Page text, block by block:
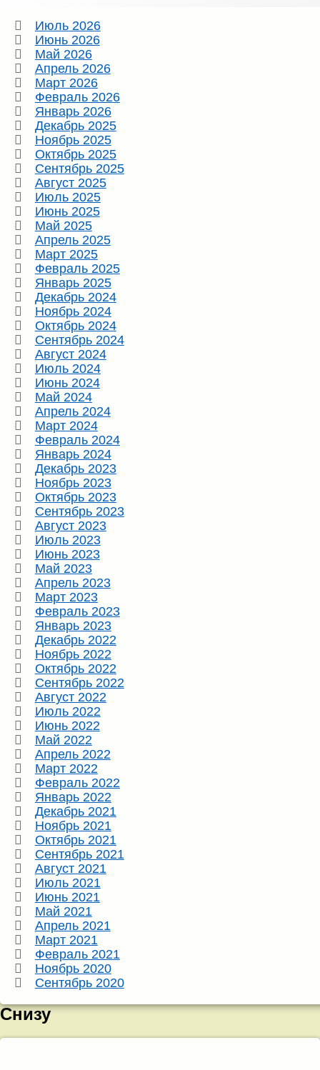
Июль 2026
Июнь 2026
Май 2026
Апрель 2026
Март 2026
Февраль 2026
Январь 2026
Декабрь 2025
Ноябрь 2025
Октябрь 2025
Сентябрь 2025
Август 2025
Июль 2025
Июнь 2025
Май 2025
Апрель 2025
Март 2025
Февраль 2025
Январь 2025
Декабрь 2024
Ноябрь 2024
Октябрь 2024
Сентябрь 2024
Август 2024
Июль 2024
Июнь 2024
Май 2024
Апрель 2024
Март 2024
Февраль 2024
Январь 2024
Декабрь 2023
Ноябрь 2023
Октябрь 2023
Сентябрь 2023
Август 2023
Июль 2023
Июнь 2023
Май 2023
Апрель 2023
Март 2023
Февраль 2023
Январь 2023
Декабрь 2022
Ноябрь 2022
Октябрь 2022
Сентябрь 2022
Август 2022
Июль 2022
Июнь 2022
Май 2022
Апрель 2022
Март 2022
Февраль 2022
Январь 2022
Декабрь 2021
Ноябрь 2021
Октябрь 2021
Сентябрь 2021
Август 2021
Июль 2021
Июнь 2021
Май 2021
Апрель 2021
Март 2021
Февраль 2021
Ноябрь 2020
Сентябрь 2020
Снизу